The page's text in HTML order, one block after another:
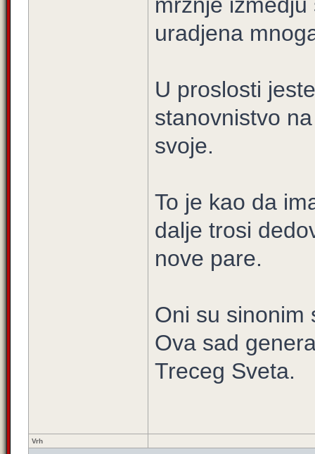
uradjena
U proslosti
stanovnistvo
svoje.
To je kao da
dalje trosi
nove pare.
Oni su sinonim
Ova sad
Treceg Sveta.
Vrh